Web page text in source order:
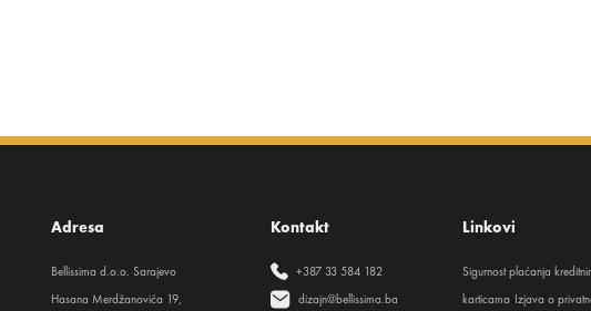
Adresa
Bellissima d.o.o. Sarajevo
Hasana Merdžanovića 19,
Kontakt
+387 33 584 182
dizajn@bellissima.ba
Linkovi
Sigurnost plaćanja
karticama Izjava o